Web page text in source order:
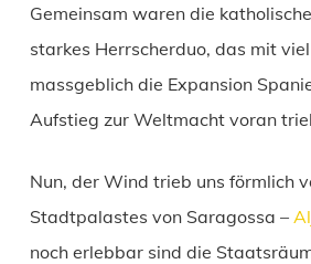
Gemeinsam waren die
starkes Herrscherduo, das mit
massgeblich die Expansion
Aufstieg zur Weltmacht voran
Nun, der Wind trieb uns förmlich
Stadtpalastes von Saragossa –
noch erlebbar sind die